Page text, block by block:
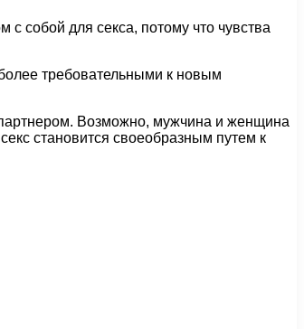
собой для секса, потому что чувства
требовательными к новым
Возможно, мужчина и женщина
становится своеобразным путем к